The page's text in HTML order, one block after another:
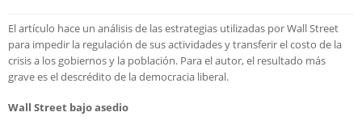
El artículo hace un análisis de las estrategias utilizadas por Wall Street
para impedir la regulación de sus actividades y transferir el costo de la
crisis a los gobiernos y la población. Para el autor, el resultado más
grave es el descrédito de la democracia liberal.
Wall Street bajo asedio